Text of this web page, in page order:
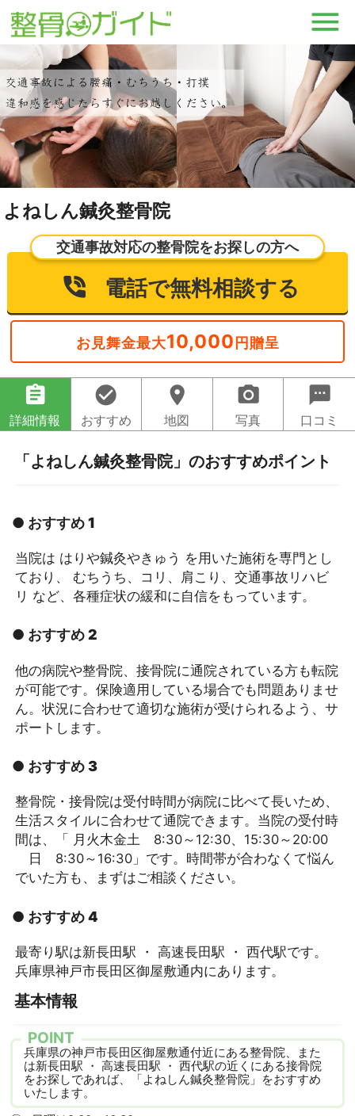
よねしん鍼灸整骨院
交通事故対応の整骨院をお探しの方へ
電話で無料相談する
お見舞金最大10,000 円贈呈
assignment
詳細情報
check_circle
おすすめ
location_on
地図
camera_alt
写真
sms
口コミ
「よねしん鍼灸整骨院」のおすすめポイント
● おすすめ 1
当院は はりや鍼灸やきゅう を用いた施術を専門とし
ており、 むちうち、コリ、肩こり、交通事故リハビ
リ など、各種症状の緩和に自信をもっています。
● おすすめ 2
他の病院や整骨院、接骨院に通院されている方も転院
が可能です。保険適用している場合でも問題ありませ
ん。状況に合わせて適切な施術が受けられるよう、サ
ポートします。
● おすすめ 3
整骨院・接骨院は受付時間が病院に比べて長いため、
生活スタイルに合わせて通院できます。当院の受付時
間は、「 月火木金土 8:30～12:30、15:30～20:00
日 8:30～16:30」です。時間帯が合わなくて悩ん
でいた方も、まずはご相談ください。
● おすすめ 4
最寄り駅は新長田駅 ・ 高速長田駅 ・ 西代駅です。
兵庫県神戸市長田区御屋敷通内にあります。
基本情報
POINT
兵庫県の神戸市長田区御屋敷通付近にある整骨院、また
は新長田駅 ・ 高速長田駅 ・ 西代駅の近くにある接骨院
をお探しであれば、「よねしん鍼灸整骨院」をおすすめ
いたします。